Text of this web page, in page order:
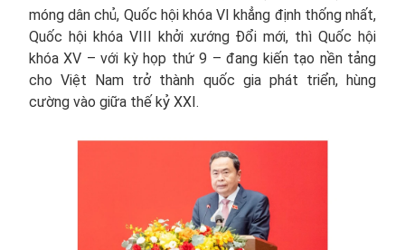
móng dân chủ, Quốc hội khóa VI khẳng định thống nhất,
Quốc hội khóa VIII khởi xướng Đổi mới, thì Quốc hội
khóa XV – với kỳ họp thứ 9 – đang kiến tạo nền tảng
cho Việt Nam trở thành quốc gia phát triển, hùng
cường vào giữa thế kỷ XXI.